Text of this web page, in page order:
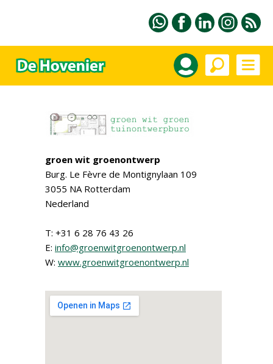
groen wit groenontwerp
Burg. Le Fèvre de Montignylaan 109
3055 NA Rotterdam
Nederland
T: +31 6 28 76 43 26
E: info@groenwitgroenontwerp.nl
W: www.groenwitgroenontwerp.nl